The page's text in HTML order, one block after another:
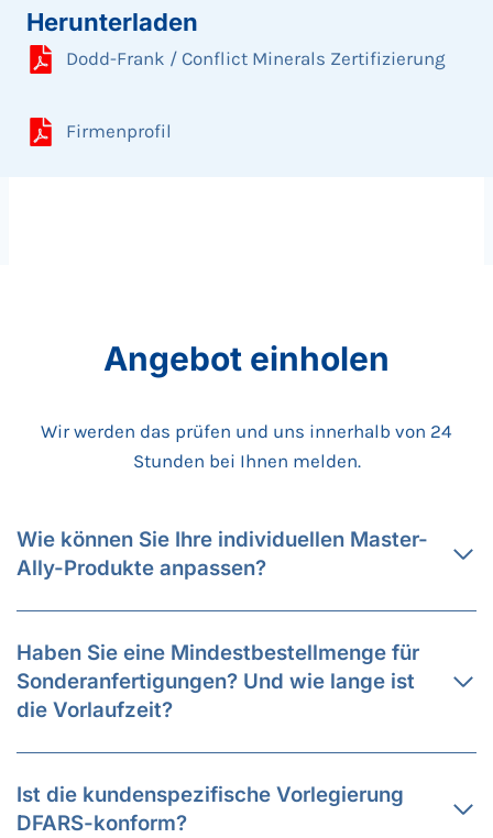
Herunterladen
Dodd-Frank / Conflict Minerals Zertifizierung
Firmenprofil
Angebot einholen
Wir werden das prüfen und uns innerhalb von 24
Stunden bei Ihnen melden.
Wie können Sie Ihre individuellen Master-
Ally-Produkte anpassen?
Haben Sie eine Mindestbestellmenge für
Sonderanfertigungen? Und wie lange ist
die Vorlaufzeit?
Ist die kundenspezifische Vorlegierung
DFARS-konform?